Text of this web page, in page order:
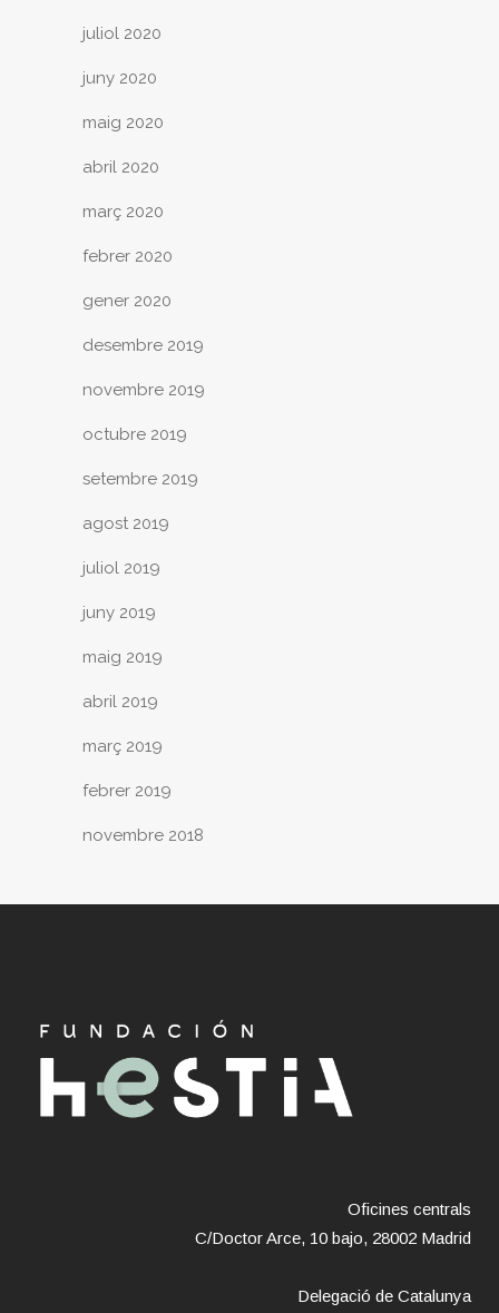
juliol 2020
juny 2020
maig 2020
abril 2020
març 2020
febrer 2020
gener 2020
desembre 2019
novembre 2019
octubre 2019
setembre 2019
agost 2019
juliol 2019
juny 2019
maig 2019
abril 2019
març 2019
febrer 2019
novembre 2018
Oficines centrals
C/Doctor Arce, 10 bajo, 28002 Madrid
Delegació de Catalunya